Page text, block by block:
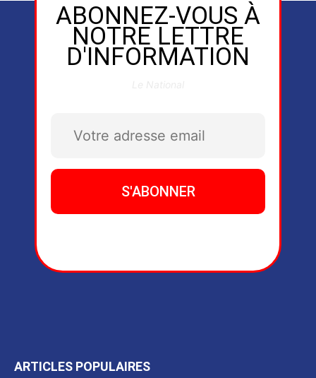
ABONNEZ-VOUS À
NOTRE LETTRE
D'INFORMATION
ARTICLES POPULAIRES